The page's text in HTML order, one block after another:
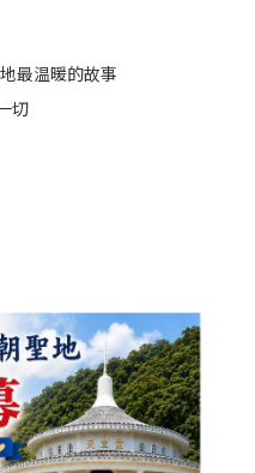
最温暖的故事
切